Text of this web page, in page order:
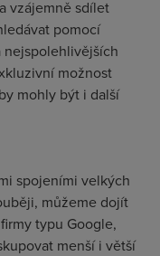
vzájemně sdílet
pomocí
nejspolehlivějších
možnost
mohly být i další
spojeními velkých
můžeme dojít
typu Google,
menší i větší